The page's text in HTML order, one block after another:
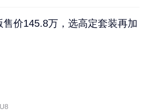
售价145.8万，选高定套装再加